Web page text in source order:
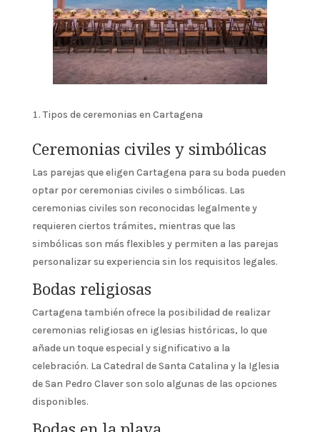
Tipos de ceremonias en Cartagena
Ceremonias civiles y simbólicas
Las parejas que eligen Cartagena para su boda pueden
optar por ceremonias civiles o simbólicas. Las
ceremonias civiles son reconocidas legalmente y
requieren ciertos trámites, mientras que las
simbólicas son más flexibles y permiten a las parejas
personalizar su experiencia sin los requisitos legales.
Bodas religiosas
Cartagena también ofrece la posibilidad de realizar
ceremonias religiosas en iglesias históricas, lo que
añade un toque especial y significativo a la
celebración. La Catedral de Santa Catalina y la Iglesia
de San Pedro Claver son solo algunas de las opciones
disponibles.